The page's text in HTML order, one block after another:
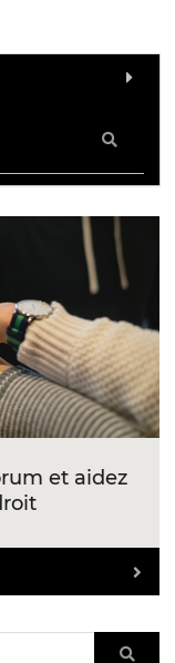
et aidez